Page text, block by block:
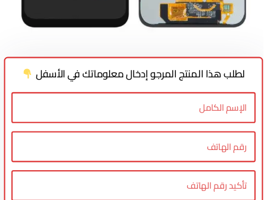
لطلب هذا المنتج المرجو إدخال معلوماتك في الأسفل